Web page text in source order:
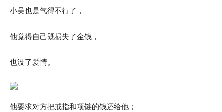
小吴也是气得不行了，
他觉得自己既损失了金钱，
也没了爱情。
他要求对方把戒指和项链的钱还给他；